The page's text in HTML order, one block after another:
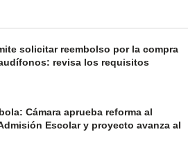
solicitar reembolso por la compra
revisa los requisitos
Cámara aprueba reforma al
Escolar y proyecto avanza al